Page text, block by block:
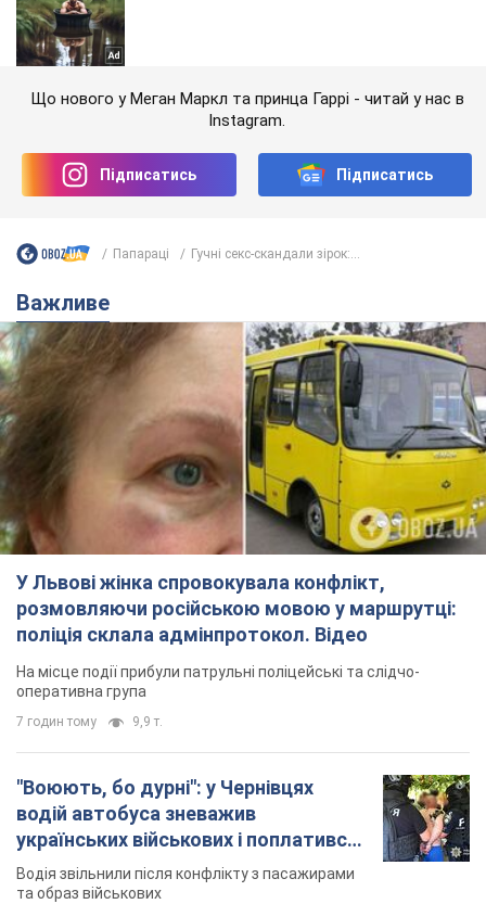
Що нового у Меган Маркл та принца Гаррі - читай у нас в
Instagram.
Підписатись Підписатись
Папараці Гучні секс-скандали зірок:...
Важливе
У Львові жінка спровокувала конфлікт,
розмовляючи російською мовою у маршрутці:
поліція склала адмінпротокол. Відео
На місце події прибули патрульні поліцейські та слідчо-
оперативна група
7 годин тому 9,9 т.
"Воюють, бо дурні": у Чернівцях
водій автобуса зневажив
українських військових і поплатився.
Відео
Водія звільнили після конфлікту з пасажирами
та образ військових